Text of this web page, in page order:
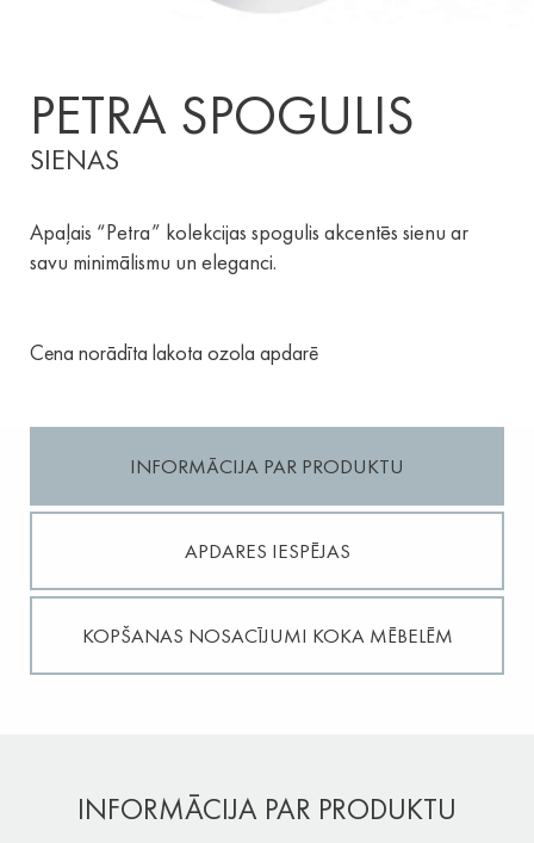
PETRA SPOGULIS
SIENAS
Apaļais “Petra” kolekcijas spogulis akcentēs sienu ar
savu minimālismu un eleganci.
Cena norādīta lakota ozola apdarē
INFORMĀCIJA PAR PRODUKTU
APDARES IESPĒJAS
KOPŠANAS NOSACĪJUMI KOKA MĒBELĒM
INFORMĀCIJA PAR PRODUKTU